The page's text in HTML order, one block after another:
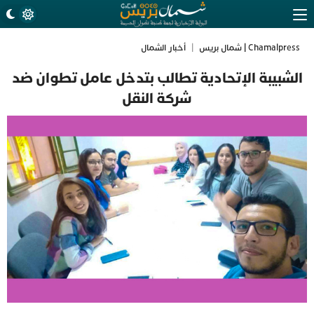
Chamalpress | شمال بريس أخبار الشمال
الشبيبة الإتحادية تطالب بتدخل عامل تطوان ضد
شركة النقل